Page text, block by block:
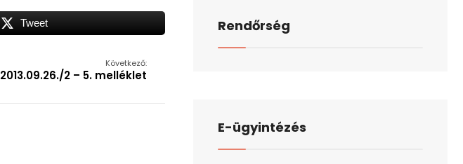
Tweet
Következő:
2013.09.26./2 – 5. melléklet
Rendőrség
E-ügyintézés